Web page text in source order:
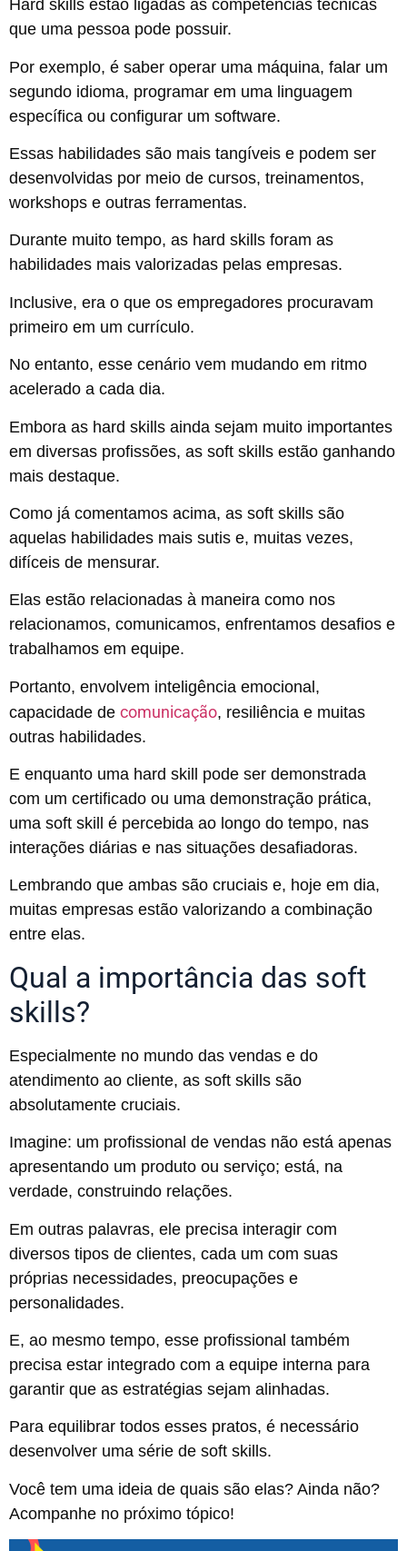
Hard skills estão ligadas às competências técnicas
que uma pessoa pode possuir.
Por exemplo, é saber operar uma máquina, falar um
segundo idioma, programar em uma linguagem
específica ou configurar um software.
Essas habilidades são mais tangíveis e podem ser
desenvolvidas por meio de cursos, treinamentos,
workshops e outras ferramentas.
Durante muito tempo, as hard skills foram as
habilidades mais valorizadas pelas empresas.
Inclusive, era o que os empregadores procuravam
primeiro em um currículo.
No entanto, esse cenário vem mudando em ritmo
acelerado a cada dia.
Embora as hard skills ainda sejam muito importantes
em diversas profissões, as soft skills estão ganhando
mais destaque.
Como já comentamos acima, as soft skills são
aquelas habilidades mais sutis e, muitas vezes,
difíceis de mensurar.
Elas estão relacionadas à maneira como nos
relacionamos, comunicamos, enfrentamos desafios e
trabalhamos em equipe.
Portanto, envolvem inteligência emocional,
capacidade de comunicação, resiliência e muitas
outras habilidades.
E enquanto uma hard skill pode ser demonstrada
com um certificado ou uma demonstração prática,
uma soft skill é percebida ao longo do tempo, nas
interações diárias e nas situações desafiadoras.
Lembrando que ambas são cruciais e, hoje em dia,
muitas empresas estão valorizando a combinação
entre elas.
Qual a importância das soft
skills?
Especialmente no mundo das vendas e do
atendimento ao cliente, as soft skills são
absolutamente cruciais.
Imagine: um profissional de vendas não está apenas
apresentando um produto ou serviço; está, na
verdade, construindo relações.
Em outras palavras, ele precisa interagir com
diversos tipos de clientes, cada um com suas
próprias necessidades, preocupações e
personalidades.
E, ao mesmo tempo, esse profissional também
precisa estar integrado com a equipe interna para
garantir que as estratégias sejam alinhadas.
Para equilibrar todos esses pratos, é necessário
desenvolver uma série de soft skills.
Você tem uma ideia de quais são elas? Ainda não?
Acompanhe no próximo tópico!